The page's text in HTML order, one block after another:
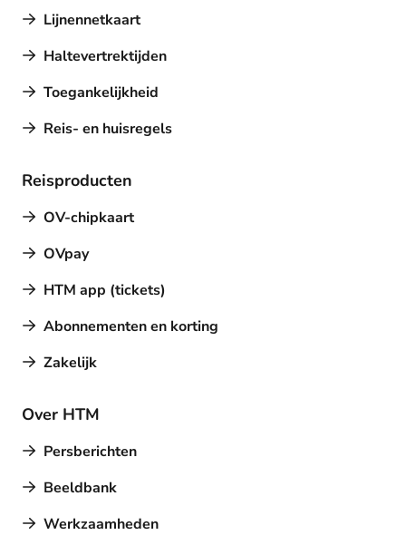
Lijnennetkaart
Haltevertrektijden
Toegankelijkheid
Reis- en huisregels
Reisproducten
OV-chipkaart
OVpay
HTM app (tickets)
Abonnementen en korting
Zakelijk
Over HTM
Persberichten
Beeldbank
Werkzaamheden